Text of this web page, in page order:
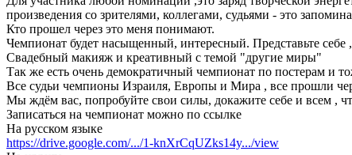
произведения со зрителями, коллегами, судьями - это
Кто прошел через это меня понимают.
Чемпионат будет насыщенный, интересный. Представьте
Свадебный макияж и креативный с темой "другие миры"
Так же есть очень демократичный чемпионат по постерам и
Все судьи чемпионы Израиля, Европы и Мира , все прошли
Мы ждём вас, попробуйте свои силы, докажите себе и всем ,
Записаться на чемпионат можно по ссылке
На русском языке
https://drive.google.com/.../1-knXrCqUZks14y.../view